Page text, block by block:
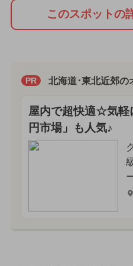
このスポットの
PR 北海道･東北近郊の
屋内で超快適☆気軽
円市場」も人気♪